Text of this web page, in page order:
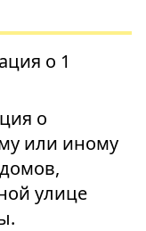
о 1
о
или иному
улице